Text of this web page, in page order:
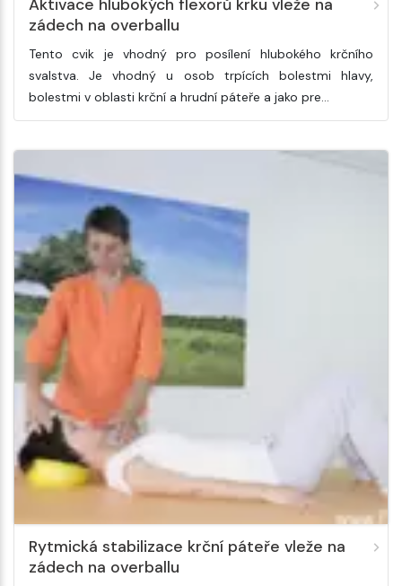
Aktivace hlubokých flexorů krku vleže na
zádech na overballu
Tento cvik je vhodný pro posílení hlubokého krčního
svalstva. Je vhodný u osob trpících bolestmi hlavy,
bolestmi v oblasti krční a hrudní páteře a jako pre…
Rytmická stabilizace krční páteře vleže na
zádech na overballu